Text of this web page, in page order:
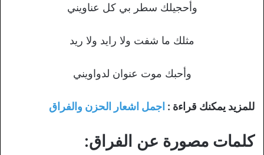
وأحجيلك سطر بي كل عناويني
مثلك ما شفت ولا رايد ولا ريد
وأحبك موت عنوان لدواويني
للمزيد يمكنك قراءة : اجمل اشعار الحزن والفراق
كلمات مصورة عن الفراق: